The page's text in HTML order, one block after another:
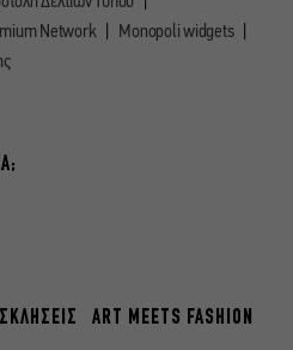
Network
Monopoli widgets
ART MEETS FASHION